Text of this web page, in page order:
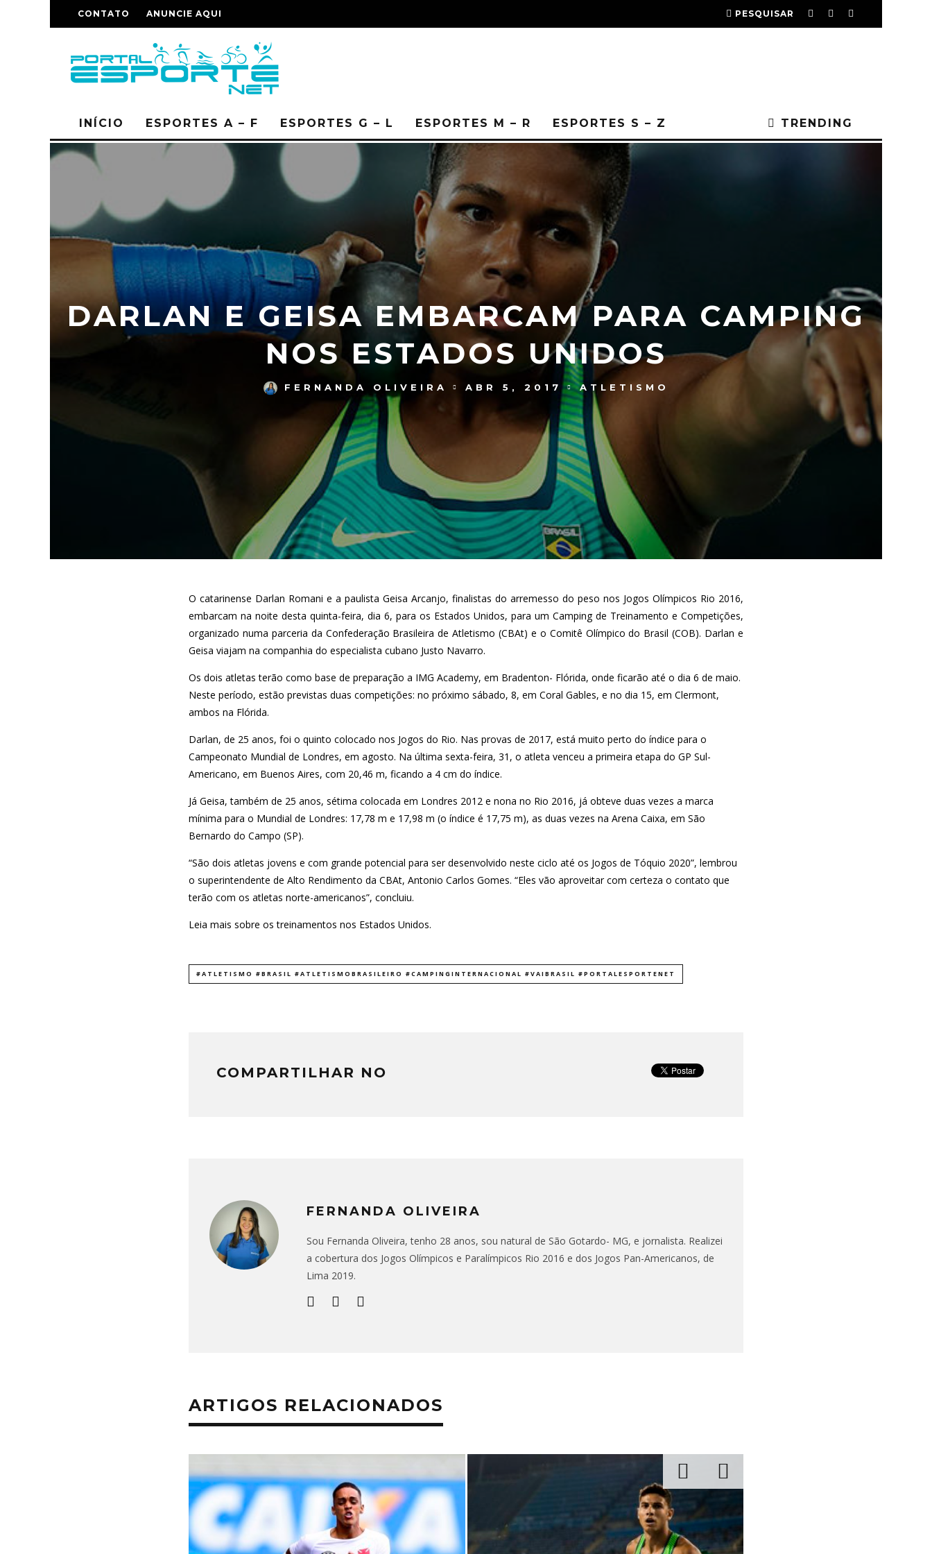
CONTATO ANUNCIE AQUI PESQUISAR
INÍCIO ESPORTES A – F ESPORTES G – L ESPORTES M – R ESPORTES S – Z TRENDING
DARLAN E GEISA EMBARCAM PARA CAMPING
NOS ESTADOS UNIDOS
FERNANDA OLIVEIRA ABR 5, 2017 ATLETISMO
O catarinense Darlan Romani e a paulista Geisa Arcanjo, finalistas do arremesso do peso nos Jogos Olímpicos Rio 2016,
embarcam na noite desta quinta-feira, dia 6, para os Estados Unidos, para um Camping de Treinamento e Competições,
organizado numa parceria da Confederação Brasileira de Atletismo (CBAt) e o Comitê Olímpico do Brasil (COB). Darlan e
Geisa viajam na companhia do especialista cubano Justo Navarro.
Os dois atletas terão como base de preparação a IMG Academy, em Bradenton- Flórida, onde ficarão até o dia 6 de maio.
Neste período, estão previstas duas competições: no próximo sábado, 8, em Coral Gables, e no dia 15, em Clermont,
ambos na Flórida.
Darlan, de 25 anos, foi o quinto colocado nos Jogos do Rio. Nas provas de 2017, está muito perto do índice para o
Campeonato Mundial de Londres, em agosto. Na última sexta-feira, 31, o atleta venceu a primeira etapa do GP Sul-
Americano, em Buenos Aires, com 20,46 m, ficando a 4 cm do índice.
Já Geisa, também de 25 anos, sétima colocada em Londres 2012 e nona no Rio 2016, já obteve duas vezes a marca
mínima para o Mundial de Londres: 17,78 m e 17,98 m (o índice é 17,75 m), as duas vezes na Arena Caixa, em São
Bernardo do Campo (SP).
“São dois atletas jovens e com grande potencial para ser desenvolvido neste ciclo até os Jogos de Tóquio 2020”, lembrou
o superintendente de Alto Rendimento da CBAt, Antonio Carlos Gomes. “Eles vão aproveitar com certeza o contato que
terão com os atletas norte-americanos”, concluiu.
Leia mais sobre os treinamentos nos Estados Unidos.
#ATLETISMO #BRASIL #ATLETISMOBRASILEIRO #CAMPINGINTERNACIONAL #VAIBRASIL #PORTALESPORTENET
COMPARTILHAR NO
FERNANDA OLIVEIRA
Sou Fernanda Oliveira, tenho 28 anos, sou natural de São Gotardo- MG, e jornalista. Realizei
a cobertura dos Jogos Olímpicos e Paralímpicos Rio 2016 e dos Jogos Pan-Americanos, de
Lima 2019.
ARTIGOS RELACIONADOS